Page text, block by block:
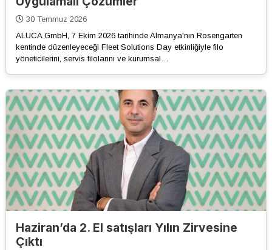
30 Temmuz 2026
ALUCA GmbH, 7 Ekim 2026 tarihinde Almanya'nın Rosengarten
kentinde düzenleyeceği Fleet Solutions Day etkinliğiyle filo
yöneticilerini, servis filolarını ve kurumsal…
Haziran’da 2. El satışları Yılın Zirvesine
Çıktı